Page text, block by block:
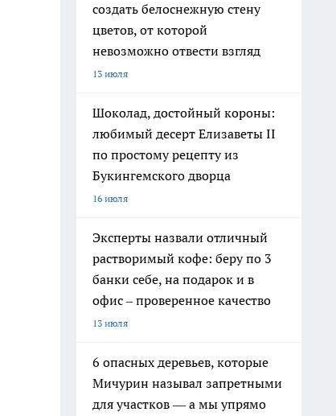
создать белоснежную стену
цветов, от которой
невозможно отвести взгляд
13 июля
Шоколад, достойный короны:
любимый десерт Елизаветы II
по простому рецепту из
Букингемского дворца
16 июля
Эксперты назвали отличный
растворимый кофе: беру по 3
банки себе, на подарок и в
офис – проверенное качество
13 июля
6 опасных деревьев, которые
Мичурин называл запретными
для участков — а мы упрямо